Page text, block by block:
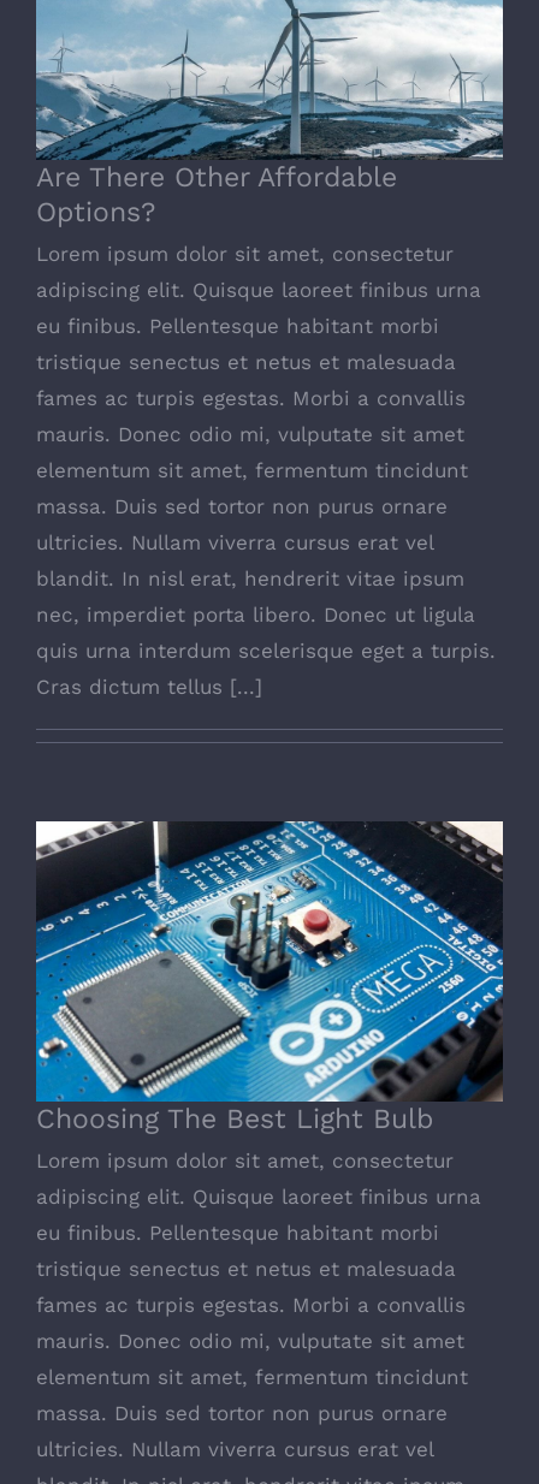
Are There Other Affordable Options?
Are There Other Affordable
Options?
Lorem ipsum dolor sit amet, consectetur
adipiscing elit. Quisque laoreet finibus urna
eu finibus. Pellentesque habitant morbi
tristique senectus et netus et malesuada
fames ac turpis egestas. Morbi a convallis
mauris. Donec odio mi, vulputate sit amet
elementum sit amet, fermentum tincidunt
massa. Duis sed tortor non purus ornare
ultricies. Nullam viverra cursus erat vel
blandit. In nisl erat, hendrerit vitae ipsum
nec, imperdiet porta libero. Donec ut ligula
quis urna interdum scelerisque eget a turpis.
Cras dictum tellus [...]
Choosing The Best Light Bulb
Choosing The Best Light Bulb
Lorem ipsum dolor sit amet, consectetur
adipiscing elit. Quisque laoreet finibus urna
eu finibus. Pellentesque habitant morbi
tristique senectus et netus et malesuada
fames ac turpis egestas. Morbi a convallis
mauris. Donec odio mi, vulputate sit amet
elementum sit amet, fermentum tincidunt
massa. Duis sed tortor non purus ornare
ultricies. Nullam viverra cursus erat vel